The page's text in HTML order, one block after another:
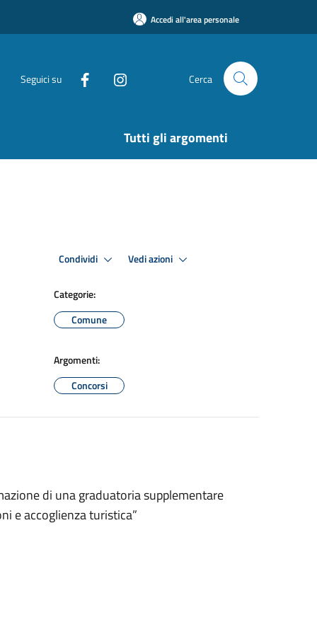
Accedi all'area personale
Seguici su Cerca
Tutti gli argomenti
Condividi Vedi azioni
Categorie:
Comune
Argomenti:
Concorsi
di una graduatoria supplementare
e accoglienza turistica”